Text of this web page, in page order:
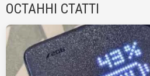
ОСТАННІ СТАТТІ